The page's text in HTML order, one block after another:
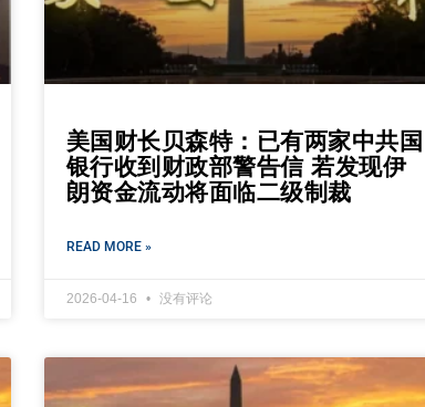
美国财长贝森特：已有两家中共国
银行收到财政部警告信 若发现伊
朗资金流动将面临二级制裁
READ MORE »
2026-04-16 没有评论